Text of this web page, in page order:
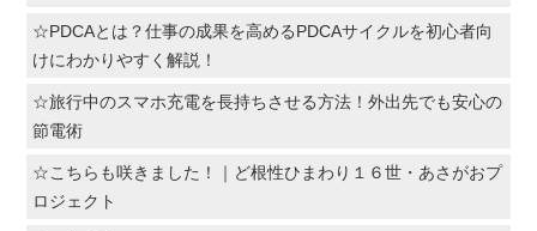
☆PDCAとは？仕事の成果を高めるPDCAサイクルを初心者向
けにわかりやすく解説！
☆旅行中のスマホ充電を長持ちさせる方法！外出先でも安心の
節電術
☆こちらも咲きました！｜ど根性ひまわり１６世・あさがおプ
ロジェクト